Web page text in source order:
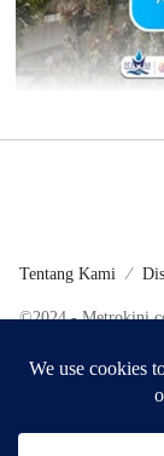
Tentang Kami
©2024 -